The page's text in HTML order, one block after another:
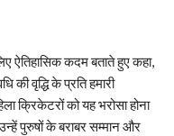
ऐतिहासिक कदम बताते हुए कहा,
की वृद्धि के प्रति हमारी
क्रिकेटरों को यह भरोसा होना
पुरुषों के बराबर सम्मान और